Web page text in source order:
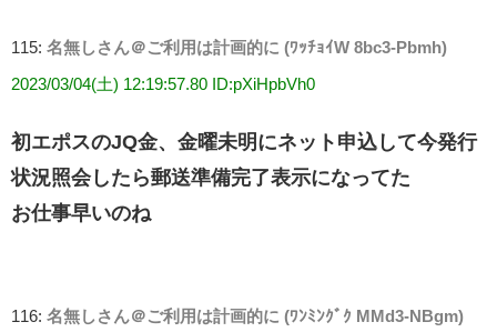
115: 名無しさん＠ご利用は計画的に (ﾜｯﾁｮｲW 8bc3-Pbmh)
2023/03/04(土) 12:19:57.80 ID:pXiHpbVh0
初エポスのJQ金、金曜未明にネット申込して今発行
状況照会したら郵送準備完了表示になってた
お仕事早いのね
116: 名無しさん＠ご利用は計画的に (ﾜﾝﾐﾝｸﾞｸ MMd3-NBgm)